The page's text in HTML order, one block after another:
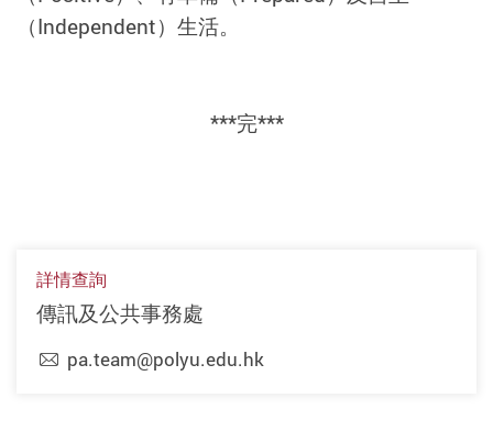
（Independent）生活。
***完***
詳情查詢
傳訊及公共事務處
pa.team@polyu.edu.hk